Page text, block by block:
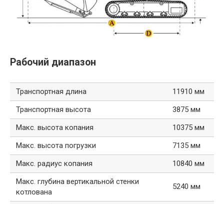
Рабочий диапазон
Транспортная длина
11910 мм
Транспортная высота
3875 мм
Макс. высота копания
10375 мм
Макс. высота погрузки
7135 мм
Макс. радиус копания
10840 мм
Макс. глубина вертикальной стенки
котлована
5240 мм